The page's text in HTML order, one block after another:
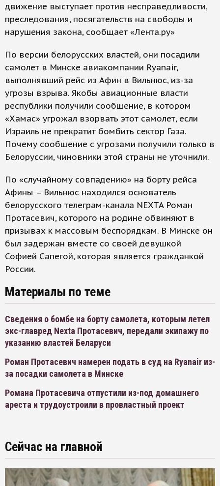
движение выступает против несправедливости,
преследования, посягательств на свободы и
нарушения закона, сообщает «Лента.ру»
По версии белорусских властей, они посадили
самолет в Минске авиакомпании Ryanair,
выполнявший рейс из Афин в Вильнюс, из-за
угрозы взрыва. Якобы авиационные власти
республики получили сообщение, в котором
«Хамас» угрожал взорвать этот самолет, если
Израиль не прекратит бомбить сектор Газа.
Почему сообщение с угрозами получили только в
Белоруссии, чиновники этой страны не уточнили.
По «случайному совпадению» на борту рейса
Афины – Вильнюс находился основатель
белорусского телеграм-канала NEXTA Роман
Протасевич, которого на родине обвиняют в
призывах к массовым беспорядкам. В Минске он
был задержан вместе со своей девушкой
Софией Сапегой, которая является гражданкой
России.
Материалы по теме
Сведения о бомбе на борту самолета, которым летел
экс-главред Nexta Протасевич, передали экипажу по
указанию властей Беларуси
Роман Протасевич намерен подать в суд на Ryanair из-
за посадки самолета в Минске
Романа Протасевича отпустили из-под домашнего
ареста и трудоустроили в провластный проект
Сейчас на главной